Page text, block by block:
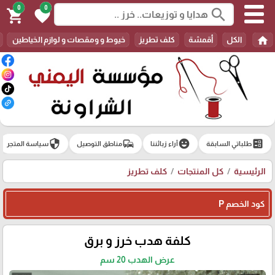
search
0
favorite
0
shopping_cart
home الكل أقمشة كلف تطريز خيوط و ومقصات و لوازم الخياطين
ballotطلباتي السابقة emoji_emotionsآراء زبائننا commuteمناطق التوصيل securityسياسة المتجر
الرئيسية كل المنتجات كلف تطريز
كود الخصم P
كلفة هدب خرز و برق
عرض الهدب 20 سم